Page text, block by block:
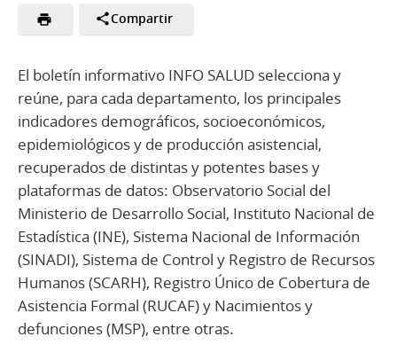
Compartir
El boletín informativo INFO SALUD selecciona y
reúne, para cada departamento, los principales
indicadores demográficos, socioeconómicos,
epidemiológicos y de producción asistencial,
recuperados de distintas y potentes bases y
plataformas de datos: Observatorio Social del
Ministerio de Desarrollo Social, Instituto Nacional de
Estadística (INE), Sistema Nacional de Información
(SINADI), Sistema de Control y Registro de Recursos
Humanos (SCARH), Registro Único de Cobertura de
Asistencia Formal (RUCAF) y Nacimientos y
defunciones (MSP), entre otras.